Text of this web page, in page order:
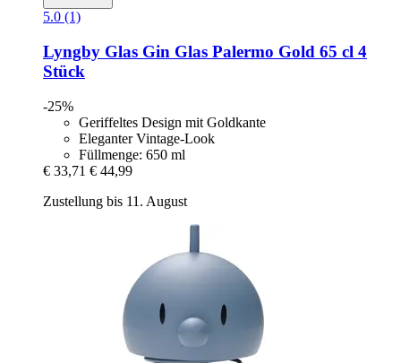
5.0 (1)
Lyngby Glas Gin Glas Palermo Gold 65 cl 4
Stück
-25%
Geriffeltes Design mit Goldkante
Eleganter Vintage-Look
Füllmenge: 650 ml
€ 33,71 € 44,99
Zustellung bis 11. August